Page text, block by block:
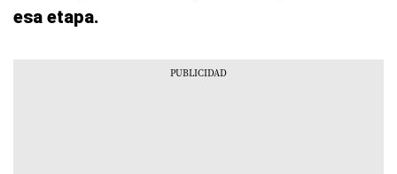
esa etapa.